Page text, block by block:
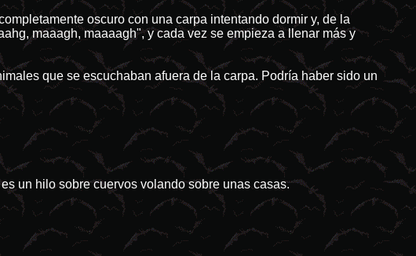
oscuro con una carpa intentando dormir y, de la
maaagh, maaaagh", y cada vez se empieza a llenar más y
que se escuchaban afuera de la carpa. Podría haber sido un
un hilo sobre cuervos volando sobre unas casas.